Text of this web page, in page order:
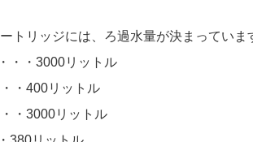
トリッジには、ろ過水量が決まっていま
・・3000リットル
・400リットル
・3000リットル